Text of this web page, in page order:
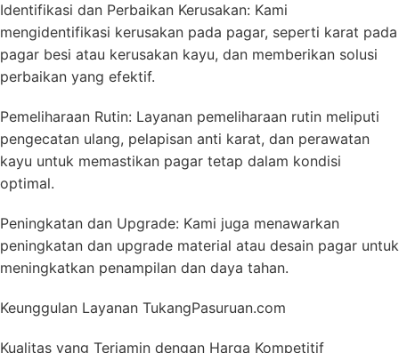
Identifikasi dan Perbaikan Kerusakan: Kami
mengidentifikasi kerusakan pada pagar, seperti karat pada
pagar besi atau kerusakan kayu, dan memberikan solusi
perbaikan yang efektif.
Pemeliharaan Rutin: Layanan pemeliharaan rutin meliputi
pengecatan ulang, pelapisan anti karat, dan perawatan
kayu untuk memastikan pagar tetap dalam kondisi
optimal.
Peningkatan dan Upgrade: Kami juga menawarkan
peningkatan dan upgrade material atau desain pagar untuk
meningkatkan penampilan dan daya tahan.
Keunggulan Layanan TukangPasuruan.com
Kualitas yang Terjamin dengan Harga Kompetitif